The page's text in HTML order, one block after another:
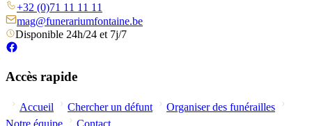
+32 (0)71 11 11 11
mag@funerariumfontaine.be
Disponible 24h/24 et 7j/7
Accès rapide
Accueil Chercher un défunt
Organiser des funérailles